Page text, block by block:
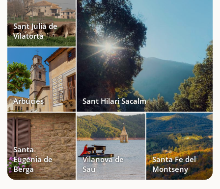
Sant Julià de
Vilatorta
Arbúcies Sant Hilari Sacalm
Santa
Eugènia de
Berga
Vilanova de
Sau
Santa Fe del
Montseny